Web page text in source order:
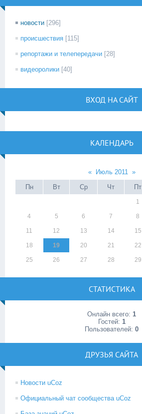
новости [296]
происшествия [115]
репортажи и телепередачи [28]
видеоролики [40]
ВХОД НА САЙТ
КАЛЕНДАРЬ
« Июль 2011 »
Пн
Вт Ср Чт Пт
1
4 5 6 7 8
11 12 13 14 15
18 19 20 21 22
25 26 27 28 29
СТАТИСТИКА
Онлайн всего: 1
Гостей: 1
Пользователей: 0
ДРУЗЬЯ САЙТА
Новости uCoz
Официальный чат сообщества uCoz